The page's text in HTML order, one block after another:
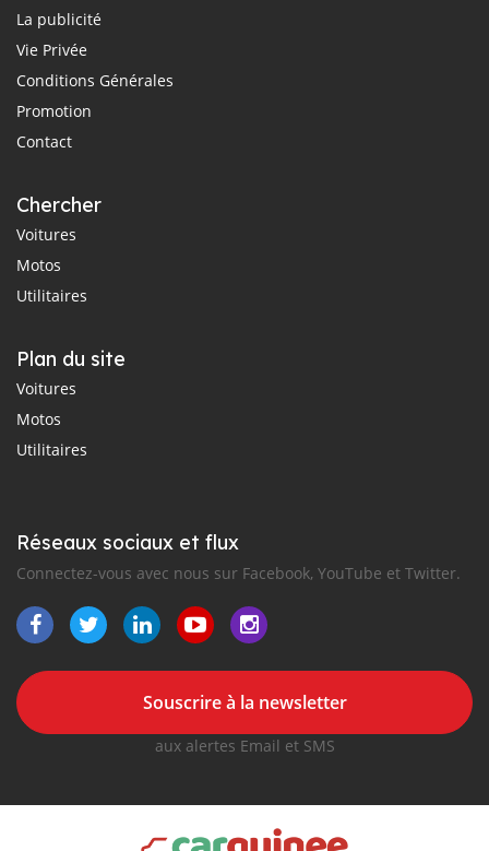
La publicité
Vie Privée
Conditions Générales
Promotion
Contact
Chercher
Voitures
Motos
Utilitaires
Plan du site
Voitures
Motos
Utilitaires
Réseaux sociaux et flux
Connectez-vous avec nous sur Facebook, YouTube et Twitter.
Souscrire à la newsletter
aux alertes Email et SMS